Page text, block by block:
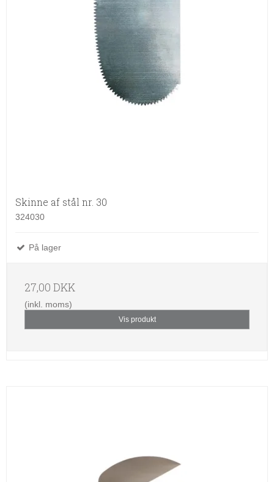
Skinne af stål nr. 30
324030
På lager
27,00 DKK
(inkl. moms)
Vis produkt